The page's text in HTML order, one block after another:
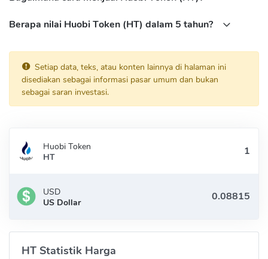
Berapa nilai Huobi Token (HT) dalam 5 tahun?
Setiap data, teks, atau konten lainnya di halaman ini
disediakan sebagai informasi pasar umum dan bukan
sebagai saran investasi.
Huobi Token
HT
USD
US Dollar
HT Statistik Harga